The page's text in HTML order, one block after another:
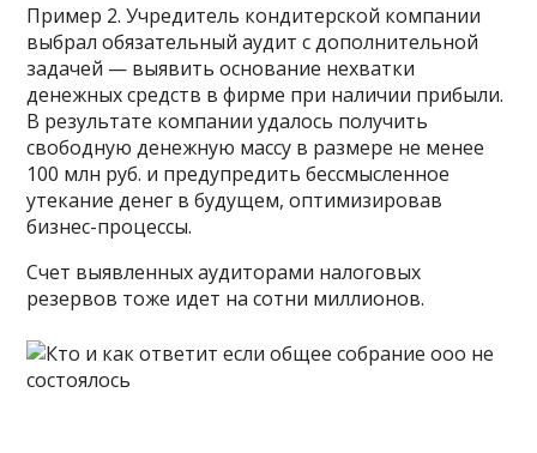
Пример 2. Учредитель кондитерской компании
выбрал обязательный аудит с дополнительной
задачей — выявить основание нехватки
денежных средств в фирме при наличии прибыли.
В результате компании удалось получить
свободную денежную массу в размере не менее
100 млн руб. и предупредить бессмысленное
утекание денег в будущем, оптимизировав
бизнес-процессы.
Счет выявленных аудиторами налоговых
резервов тоже идет на сотни миллионов.